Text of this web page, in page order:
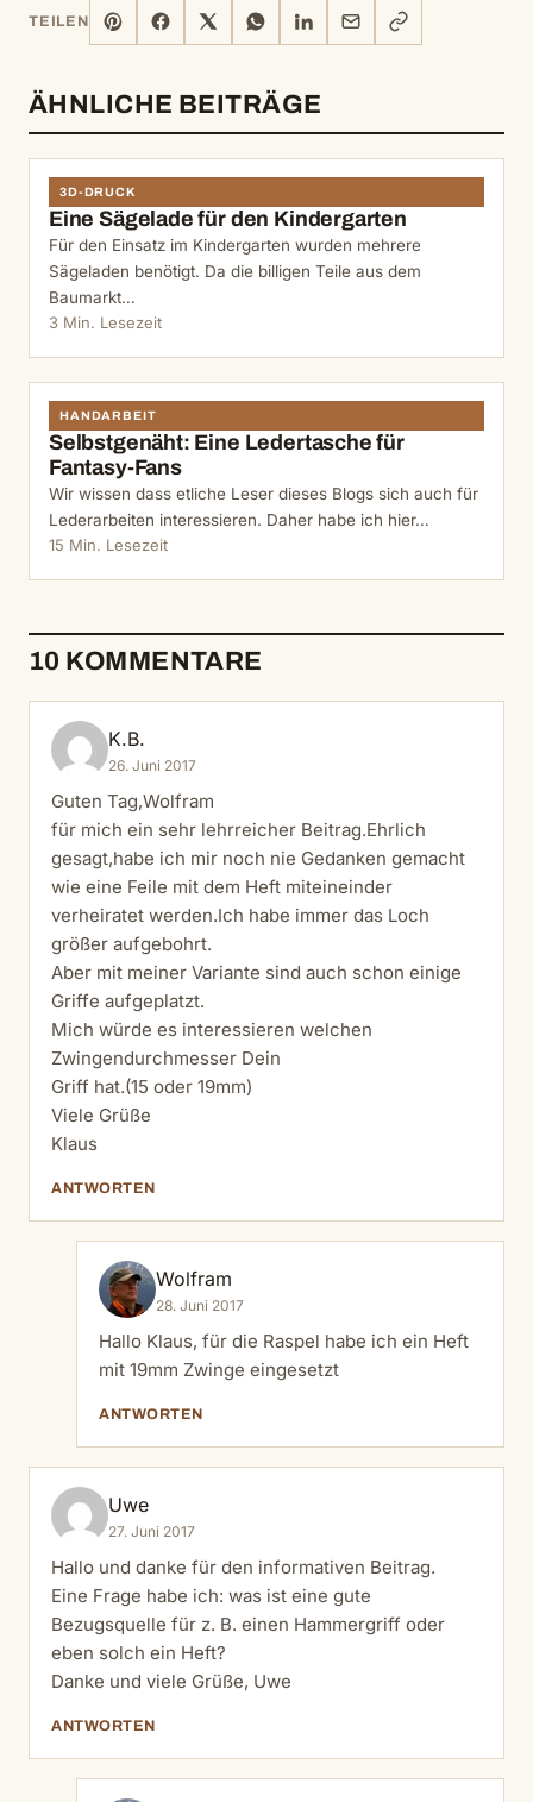
TEILEN
PINTERESTFACEBOOK WHATSAPPLINKEDIN
MAIL
LINK
KOPIEREN
ÄHNLICHE BEITRÄGE
3D-DRUCK
Eine Sägelade für den Kindergarten
Für den Einsatz im Kindergarten wurden mehrere
Sägeladen benötigt. Da die billigen Teile aus dem
Baumarkt…
3 Min. Lesezeit
HANDARBEIT
Selbstgenäht: Eine Ledertasche für
Fantasy-Fans
Wir wissen dass etliche Leser dieses Blogs sich auch für
Lederarbeiten interessieren. Daher habe ich hier…
15 Min. Lesezeit
10 KOMMENTARE
K.B.
26. Juni 2017
Guten Tag,Wolfram
für mich ein sehr lehrreicher Beitrag.Ehrlich
gesagt,habe ich mir noch nie Gedanken gemacht
wie eine Feile mit dem Heft miteineinder
verheiratet werden.Ich habe immer das Loch
größer aufgebohrt.
Aber mit meiner Variante sind auch schon einige
Griffe aufgeplatzt.
Mich würde es interessieren welchen
Zwingendurchmesser Dein
Griff hat.(15 oder 19mm)
Viele Grüße
Klaus
ANTWORTEN
Wolfram
28. Juni 2017
Hallo Klaus, für die Raspel habe ich ein Heft
mit 19mm Zwinge eingesetzt
ANTWORTEN
Uwe
27. Juni 2017
Hallo und danke für den informativen Beitrag.
Eine Frage habe ich: was ist eine gute
Bezugsquelle für z. B. einen Hammergriff oder
eben solch ein Heft?
Danke und viele Grüße, Uwe
ANTWORTEN